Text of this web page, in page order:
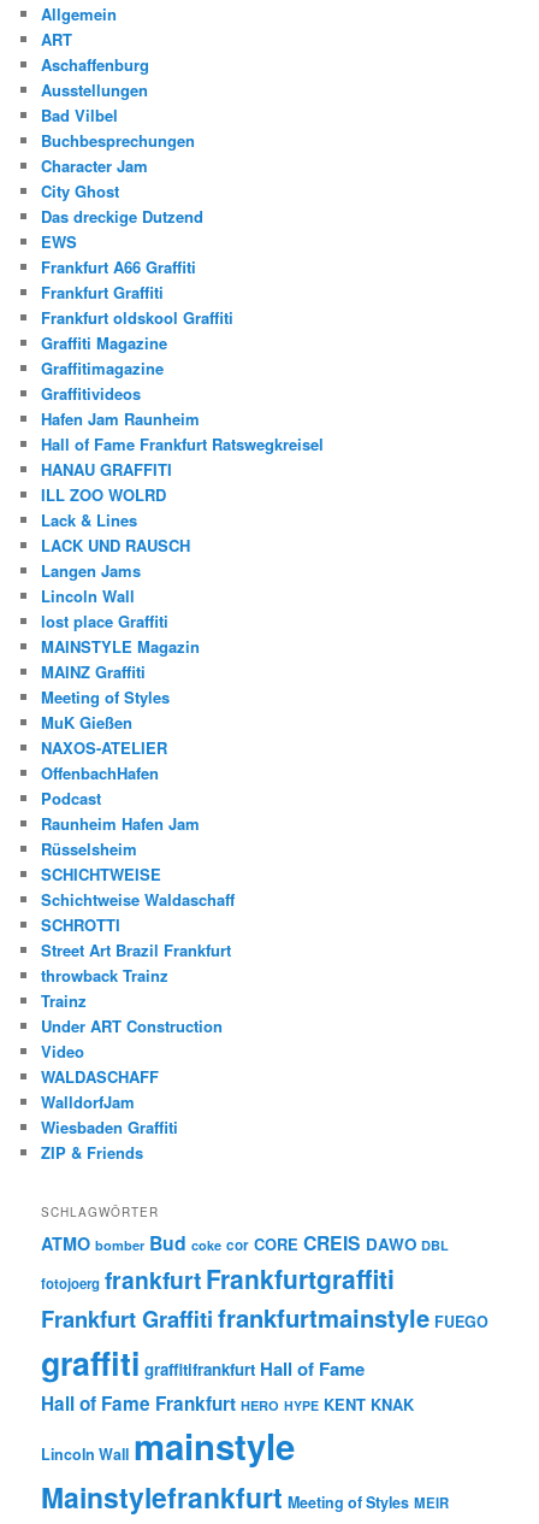
Allgemein
ART
Aschaffenburg
Ausstellungen
Bad Vilbel
Buchbesprechungen
Character Jam
City Ghost
Das dreckige Dutzend
EWS
Frankfurt A66 Graffiti
Frankfurt Graffiti
Frankfurt oldskool Graffiti
Graffiti Magazine
Graffitimagazine
Graffitivideos
Hafen Jam Raunheim
Hall of Fame Frankfurt Ratswegkreisel
HANAU GRAFFITI
ILL ZOO WOLRD
Lack & Lines
LACK UND RAUSCH
Langen Jams
Lincoln Wall
lost place Graffiti
MAINSTYLE Magazin
MAINZ Graffiti
Meeting of Styles
MuK Gießen
NAXOS-ATELIER
OffenbachHafen
Podcast
Raunheim Hafen Jam
Rüsselsheim
SCHICHTWEISE
Schichtweise Waldaschaff
SCHROTTI
Street Art Brazil Frankfurt
throwback Trainz
Trainz
Under ART Construction
Video
WALDASCHAFF
WalldorfJam
Wiesbaden Graffiti
ZIP & Friends
SCHLAGWÖRTER
ATMO bomber Bud coke cor CORE CREIS DAWO DBL
fotojoerg frankfurtFrankfurtgraffiti
Frankfurt Graffitifrankfurtmainstyle FUEGO
graffiti graffitifrankfurt Hall of Fame
Hall of Fame Frankfurt HERO HYPE KENT KNAK
Lincoln Wall mainstyle
Mainstylefrankfurt Meeting of Styles MEIR